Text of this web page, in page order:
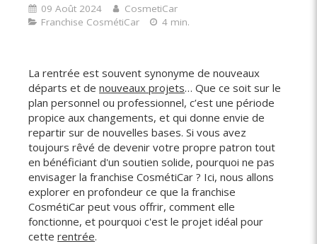
09 Août 2024
CosmetiCar
Franchise CosmétiCar
4 min.
La rentrée est souvent synonyme de nouveaux
départs et de nouveaux projets… Que ce soit sur le
plan personnel ou professionnel, c’est une période
propice aux changements, et qui donne envie de
repartir sur de nouvelles bases. Si vous avez
toujours rêvé de devenir votre propre patron tout
en bénéficiant d'un soutien solide, pourquoi ne pas
envisager la franchise CosmétiCar ? Ici, nous allons
explorer en profondeur ce que la franchise
CosmétiCar peut vous offrir, comment elle
fonctionne, et pourquoi c'est le projet idéal pour
cette rentrée.